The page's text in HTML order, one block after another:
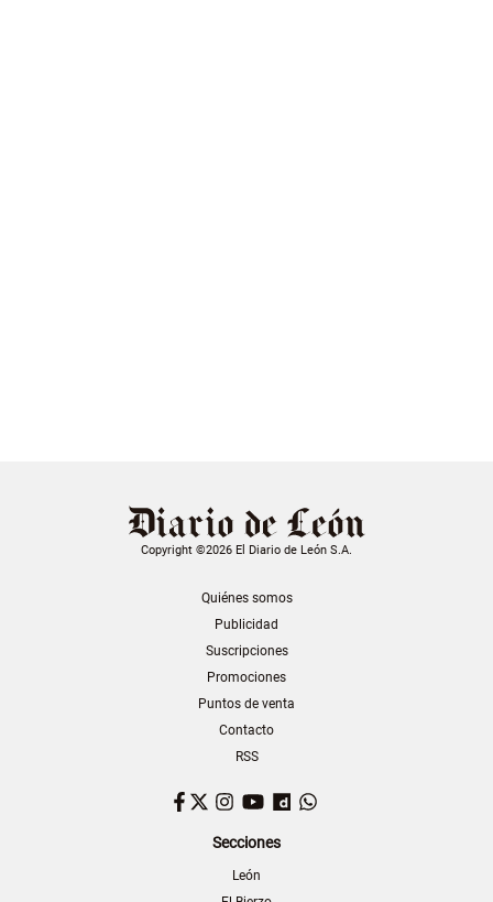
Copyright ©2026 El Diario de León S.A.
Quiénes somos
Publicidad
Suscripciones
Promociones
Puntos de venta
Contacto
RSS
Facebook
TwitterInstagram
YouTubeDailymotion
Secciones
León